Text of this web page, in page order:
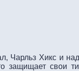
Чарльз Хикс и
защищает свои